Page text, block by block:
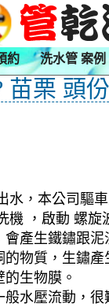
約 洗水管 案例
苗栗 頭
水，本公司驅
機 ，啟動 螺
產生鐵鏽跟
物質，生鏽
生物膜。
水壓流動，